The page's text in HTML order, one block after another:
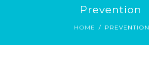
Prevention
HOME PREVENTION